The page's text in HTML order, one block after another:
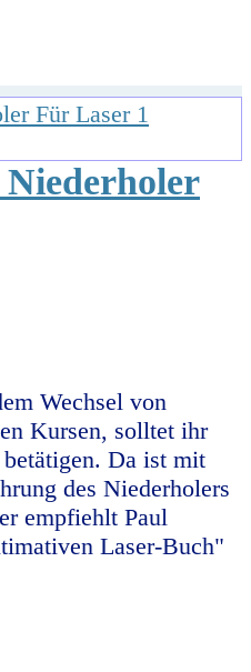
Niederholer
Wechsel von
Kursen, solltet ihr
Da ist mit
des Niederholers
empfiehlt Paul
Laser-Buch"